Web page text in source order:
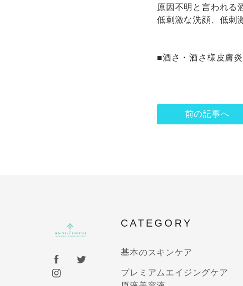
原因不明と言われる
低刺激な洗顔、低刺
■酒さ・酒さ様皮膚
前の記事へ
CATEGORY
基本のスキンケア
プレミアムエイジングケア